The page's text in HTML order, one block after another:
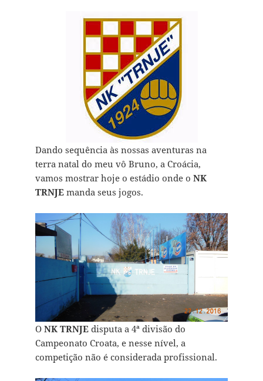
Dando sequência às nossas aventuras na
terra natal do meu vô Bruno, a Croácia,
vamos mostrar hoje o estádio onde o NK
TRNJEmanda seus jogos.
O NK TRNJEdisputa a 4ª divisão do
Campeonato Croata, e nesse nível, a
competição não é considerada profissional.